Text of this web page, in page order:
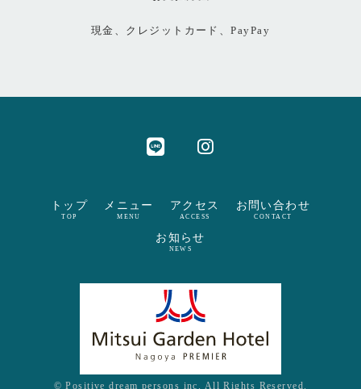
現金、クレジットカード、PayPay
トップ
TOP
メニュー
MENU
アクセス
ACCESS
お問い合わせ
CONTACT
お知らせ
NEWS
© Positive dream persons inc. All Rights Reserved.